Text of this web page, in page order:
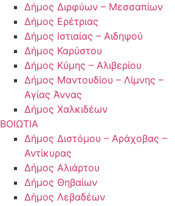
Δήμος Διρφύων – Μεσσαπίων
Δήμος Ερέτριας
Δήμος Ιστιαίας – Αιδηψού
Δήμος Καρύστου
Δήμος Κύμης – Αλιβερίου
Δήμος Μαντουδίου – Λίμνης –
Αγίας Άννας
Δήμος Χαλκιδέων
ΒΟΙΩΤΙΑ
Δήμος Διστόμου – Αράχοβας –
Αντίκυρας
Δήμος Αλιάρτου
Δήμος Θηβαίων
Δήμος Λεβαδέων